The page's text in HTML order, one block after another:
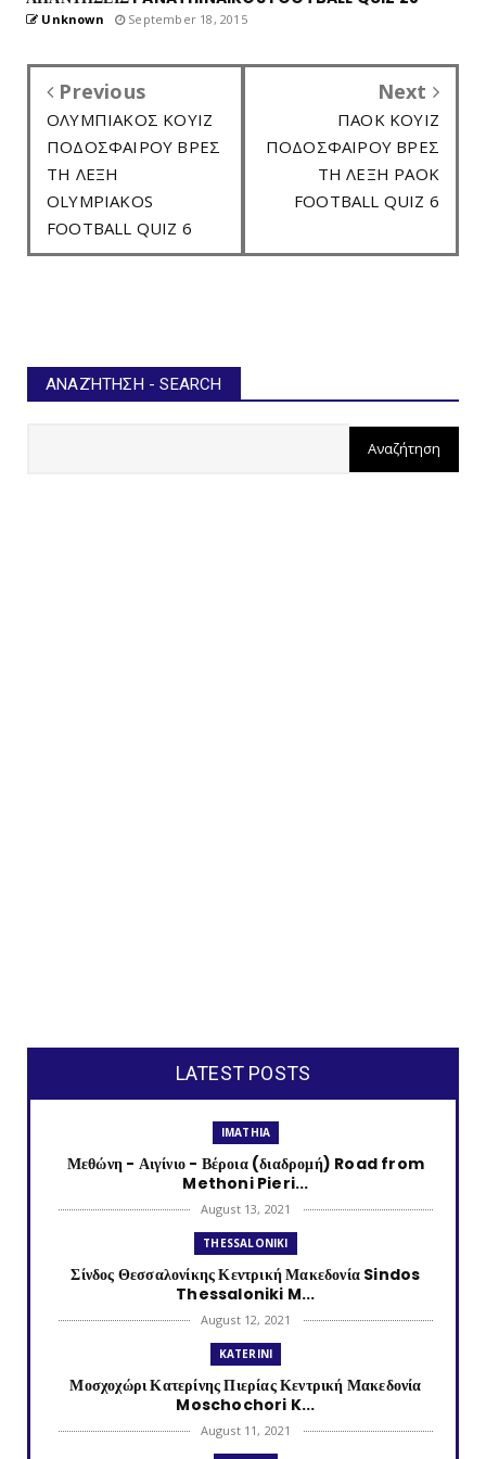
Unknown September 18, 2015
Previous
ΟΛΥΜΠΙΑΚΟΣ ΚΟΥΙΖ
ΠΟΔΟΣΦΑΙΡΟΥ ΒΡΕΣ
ΤΗ ΛΕΞΗ
OLYMPIAKOS
FOOTBALL QUIZ 6
Next
ΠΑΟΚ ΚΟΥΙΖ
ΠΟΔΟΣΦΑΙΡΟΥ ΒΡΕΣ
ΤΗ ΛΕΞΗ PAOK
FOOTBALL QUIZ 6
ΑΝΑΖΉΤΗΣΗ - SEARCH
LATEST POSTS
IMATHIA
Μεθώνη - Αιγίνιο - Βέροια (διαδρομή) Road from
Methoni Pieri...
August 13, 2021
THESSALONIKI
Σίνδος Θεσσαλονίκης Κεντρική Μακεδονία Sindos
Thessaloniki M...
August 12, 2021
KATERINI
Μοσχοχώρι Κατερίνης Πιερίας Κεντρική Μακεδονία
Moschochori K...
August 11, 2021